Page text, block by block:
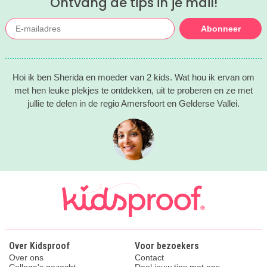
Abonneer
Hoi ik ben Sherida en moeder van 2 kids. Wat hou ik ervan om
met hen leuke plekjes te ontdekken, uit te proberen en ze met
jullie te delen in de regio Amersfoort en Gelderse Vallei.
Over Kidsproof
Over ons
Voor bezoekers
Contact